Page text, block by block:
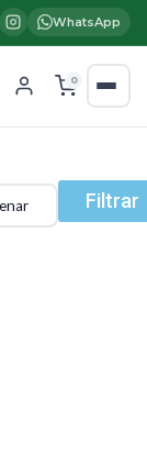
WhatsApp
0
Filtrar